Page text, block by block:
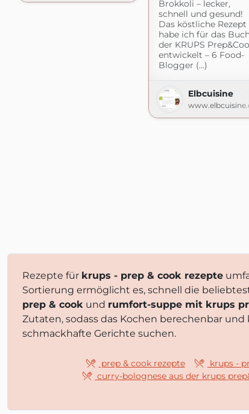
Brokkoli – lecker,
schnell und gesund!
Das köstliche Rezept
habe ich für das
der KRUPS
entwickelt – 6 Food-
Blogger (...)
Elbcuisine
Rezepte für krups - prep & cook rezepte
Sortierung ermöglicht es, schnell die
prep & cook und rumfort-suppe mit krups
Zutaten, sodass das Kochen berechenbar
schmackhafte Gerichte suchen.
prep & cook rezepte krups -
curry-bolognese aus der krups